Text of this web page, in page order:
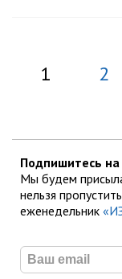
1 2
Подпишитесь
Мы будем
нельзя
еженедельник